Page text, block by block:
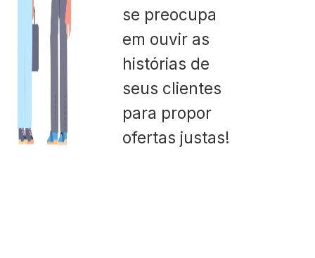
se preocupa
em ouvir as
histórias de
seus clientes
para propor
ofertas justas!